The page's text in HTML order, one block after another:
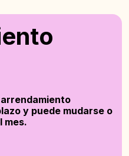
y puede mudarse o
mes.